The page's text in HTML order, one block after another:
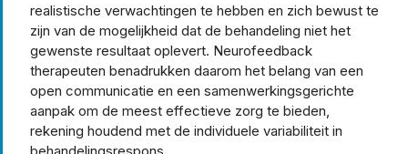
realistische verwachtingen te hebben en zich bewust te
zijn van de mogelijkheid dat de behandeling niet het
gewenste resultaat oplevert. Neurofeedback
therapeuten benadrukken daarom het belang van een
open communicatie en een samenwerkingsgerichte
aanpak om de meest effectieve zorg te bieden,
rekening houdend met de individuele variabiliteit in
behandelingsrespons.